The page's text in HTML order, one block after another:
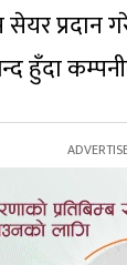
प्रदान
हुँदा